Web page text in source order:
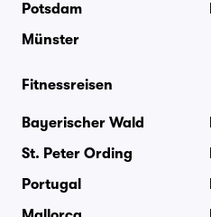
Potsdam
Münster
Fitnessreisen
Bayerischer Wald
St. Peter Ording
Portugal